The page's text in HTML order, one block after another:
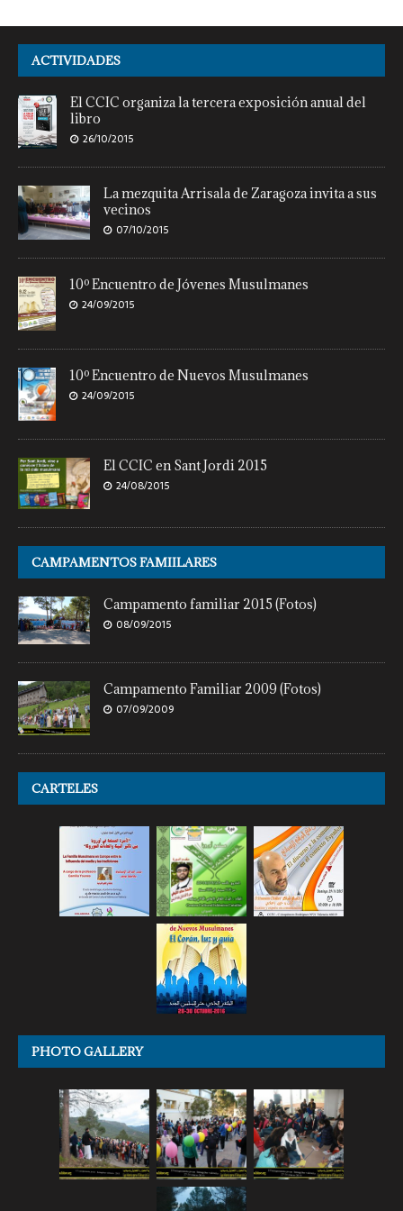
ACTIVIDADES
El CCIC organiza la tercera exposición anual del
libro
26/10/2015
La mezquita Arrisala de Zaragoza invita a sus
vecinos
07/10/2015
10º Encuentro de Jóvenes Musulmanes
24/09/2015
10º Encuentro de Nuevos Musulmanes
24/09/2015
El CCIC en Sant Jordi 2015
24/08/2015
CAMPAMENTOS FAMIILARES
Campamento familiar 2015 (Fotos)
08/09/2015
Campamento Familiar 2009 (Fotos)
07/09/2009
CARTELES
PHOTO GALLERY